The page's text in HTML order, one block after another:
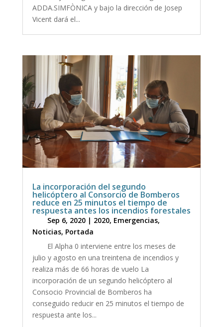
ADDA.SIMFÒNICA y bajo la dirección de Josep
Vicent dará el...
La incorporación del segundo
helicóptero al Consorcio de Bomberos
reduce en 25 minutos el tiempo de
respuesta antes los incendios forestales
Sep 6, 2020| 2020, Emergencias,
Noticias, Portada
El Alpha 0 interviene entre los meses de
julio y agosto en una treintena de incendios y
realiza más de 66 horas de vuelo La
incorporación de un segundo helicóptero al
Consocio Provincial de Bomberos ha
conseguido reducir en 25 minutos el tiempo de
respuesta ante los...